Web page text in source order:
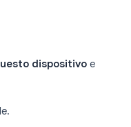
dispositivo e